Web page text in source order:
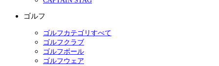
ゴルフ
ゴルフカテゴリすべて
ゴルフクラブ
ゴルフボール
ゴルフウェア